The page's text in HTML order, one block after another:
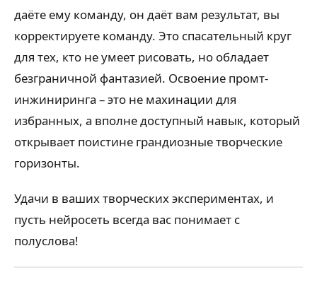
даёте ему команду, он даёт вам результат, вы
корректируете команду. Это спасательный круг
для тех, кто не умеет рисовать, но обладает
безграничной фантазией. Освоение промт-
инжиниринга – это не махинации для
избранных, а вполне доступный навык, который
открывает поистине грандиозные творческие
горизонты.
Удачи в ваших творческих экспериментах, и
пусть нейросеть всегда вас понимает с
полуслова!